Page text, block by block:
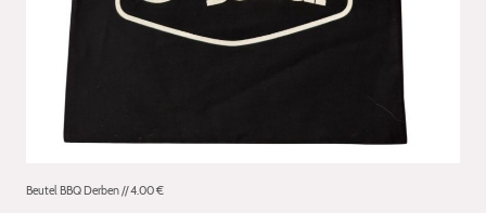
Beutel BBQ Derben // 4.00 €